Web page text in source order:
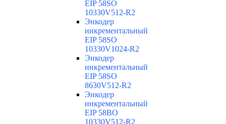
EIP 58SO
10330V512-R2
Энкодер
инкрементальный
EIP 58SO
10330V1024-R2
Энкодер
инкрементальный
EIP 58SO
8630V512-R2
Энкодер
инкрементальный
EIP 58BO
10330V512-R2